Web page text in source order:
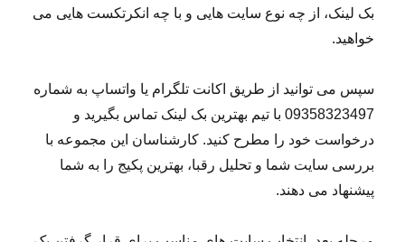
بک لینک، از چه نوع سایت هایی و با چه انکرتکست هایی می
خواهید.
سپس می توانید از طریق اکانت تلگرام یا واتساپ به شماره
09358323497 با تیم بهترین بک لینک تماس بگیرید و
درخواست خود را مطرح کنید. کارشناسان این مجموعه با
بررسی سایت شما و تحلیل رقبا، بهترین پکیج را به شما
پیشنهاد می دهند.